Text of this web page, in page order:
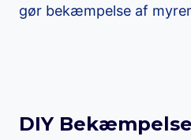
gør bekæmpelse af
DIY